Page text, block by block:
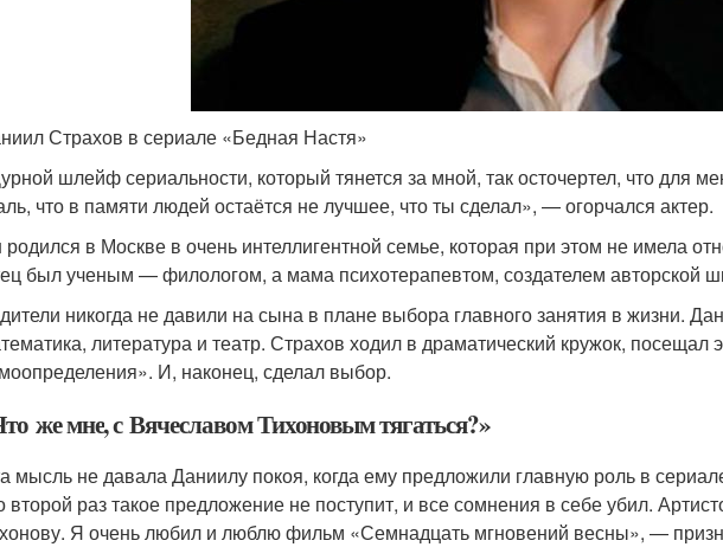
Страхов в сериале «Бедная Настя»
шлейф сериальности, который тянется за мной, так осточертел, что для
что в памяти людей остаётся не лучшее, что ты сделал», — огорчался актер.
в Москве в очень интеллигентной семье, которая при этом не имела
был ученым — филологом, а мама психотерапевтом, создателем авторской
никогда не давили на сына в плане выбора главного занятия в жизни.
литература и театр. Страхов ходил в драматический кружок,
И, наконец, сделал выбор.
же мне, с Вячеславом Тихоновым тягаться?»
мысль не давала Даниилу покоя, когда ему предложили главную роль в
второй раз такое предложение не поступит, и все сомнения в себе убил.
Я очень любил и люблю фильм «Семнадцать мгновений весны», —